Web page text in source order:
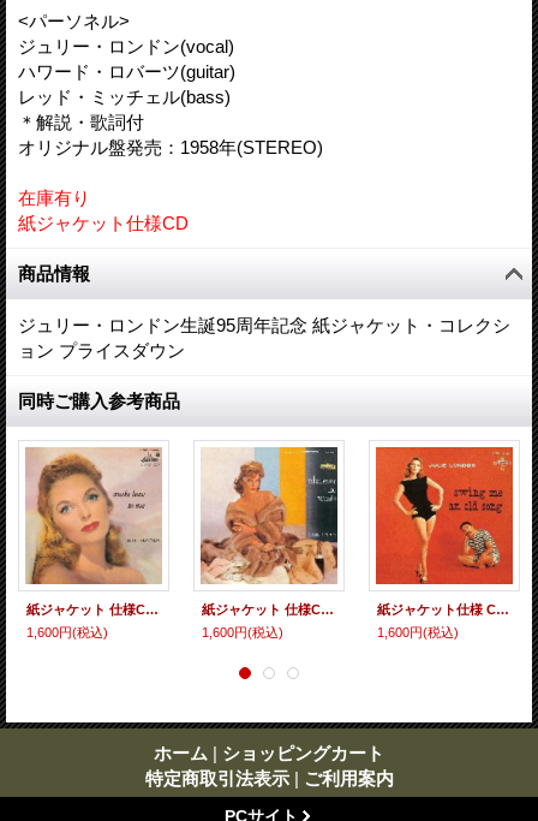
<パーソネル>
ジュリー・ロンドン(vocal)
ハワード・ロバーツ(guitar)
レッド・ミッチェル(bass)
＊解説・歌詞付
オリジナル盤発売：1958年(STEREO)
在庫有り
紙ジャケット仕様CD
商品情報
ジュリー・ロンドン生誕95周年記念 紙ジャケット・コレクシ
ョン プライスダウン
同時ご購入参考商品
紙ジャケット 仕様CD JULIE LONDON ジュリー・ロンドン / MAKE LOVE TO ME メイク・ラヴ・トゥ・ミー
1,600円(税込)
紙ジャケット 仕様CD JULIE LONDON ジュリー・ロンドン / WHATEVER JULIE WANTS ホワットエヴァー・ジュリー・ウォンツ
1,600円(税込)
紙ジャケット仕様 CD JULIE LONDON ジュリー・ロンドン / SWING ME AN OLD SONG スイング・ミー・アン・オールド・ソング
1,600円(税込)
ホーム | ショッピングカート
特定商取引法表示 | ご利用案内
PCサイト